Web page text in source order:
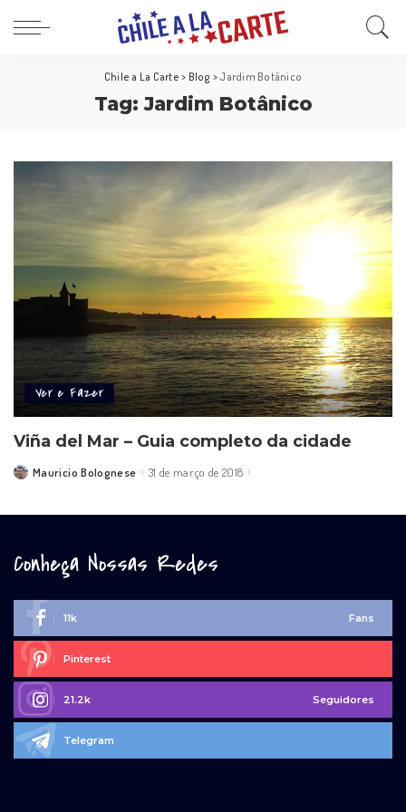
Chile a La Carte > Blog > Jardim Botânico
Tag:Jardim Botânico
Ver e Fazer
Viña del Mar – Guia completo da cidade
PostedMauricio Bolognese 31 de março de 2018
Conheça Nossas Redes
11k Fans
Pinterest
21.2k Seguidores
Telegram